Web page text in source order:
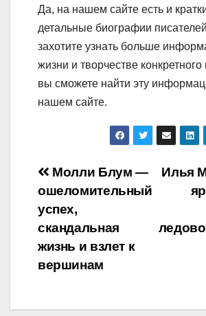
Да, на нашем сайте есть и
детальные биографии
захотите узнать больше
жизни и творчестве конкретного
вы сможете найти эту
нашем сайте.
Навигация
по
записям
Илья
Молли Блум —
ошеломительный
успех,
скандальная
жизнь и взлет к
вершинам